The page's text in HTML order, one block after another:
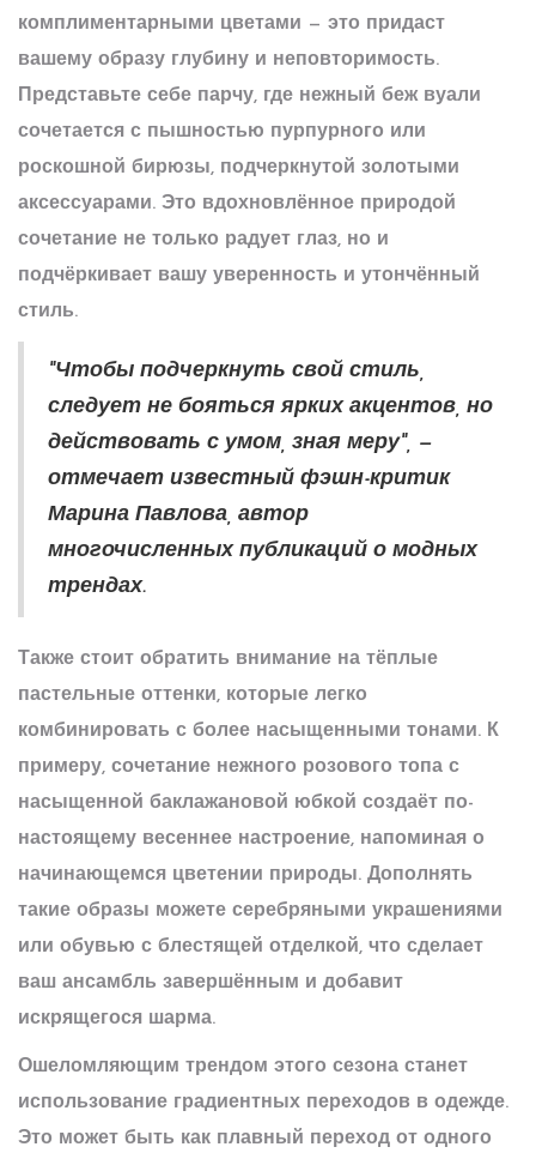
комплиментарными цветами — это придаст
вашему образу глубину и неповторимость.
Представьте себе парчу, где нежный беж вуали
сочетается с пышностью пурпурного или
роскошной бирюзы, подчеркнутой золотыми
аксессуарами. Это вдохновлённое природой
сочетание не только радует глаз, но и
подчёркивает вашу уверенность и утончённый
стиль.
"Чтобы подчеркнуть свой стиль,
следует не бояться ярких акцентов, но
действовать с умом, зная меру", —
отмечает известный фэшн-критик
Марина Павлова, автор
многочисленных публикаций о модных
трендах.
Также стоит обратить внимание на тёплые
пастельные оттенки, которые легко
комбинировать с более насыщенными тонами. К
примеру, сочетание нежного розового топа с
насыщенной баклажановой юбкой создаёт по-
настоящему весеннее настроение, напоминая о
начинающемся цветении природы. Дополнять
такие образы можете серебряными украшениями
или обувью с блестящей отделкой, что сделает
ваш ансамбль завершённым и добавит
искрящегося шарма.
Ошеломляющим трендом этого сезона станет
использование градиентных переходов в одежде.
Это может быть как плавный переход от одного